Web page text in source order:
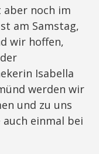
noch im
am Samstag,
wir hoffen,
Isabella
werden wir
und zu uns
einmal bei